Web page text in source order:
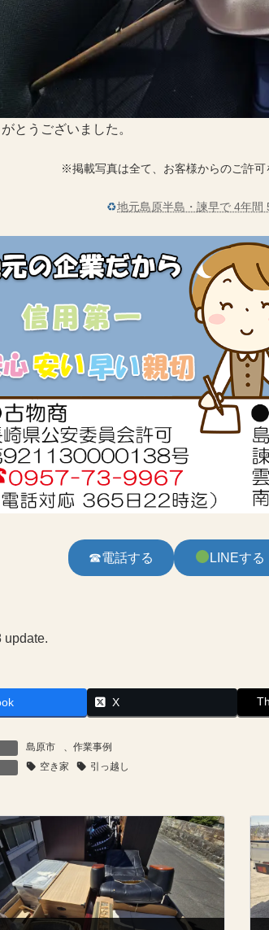
とうございました。
※掲載写真は全て、お客様からのご許
♻地元島原半島・諫早で 4年間
☎電話する LINEする
update.
X
島原市 、 作業事例
空き家 引っ越し